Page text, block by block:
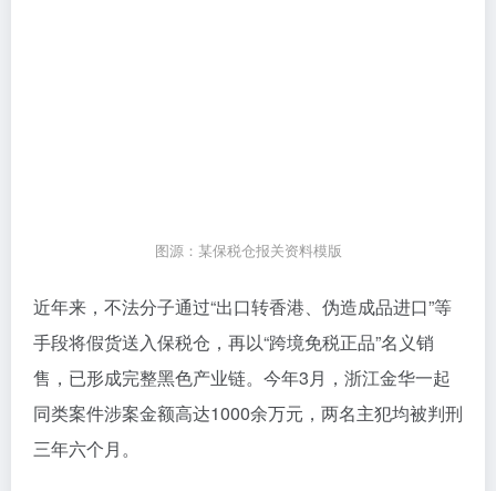
图源：某保税仓报关资料模版
近年来，不法分子通过“出口转香港、伪造成品进口”等
手段将假货送入保税仓，再以“跨境免税正品”名义销
售，已形成完整黑色产业链。今年3月，浙江金华一起
同类案件涉案金额高达1000余万元，两名主犯均被判刑
三年六个月。